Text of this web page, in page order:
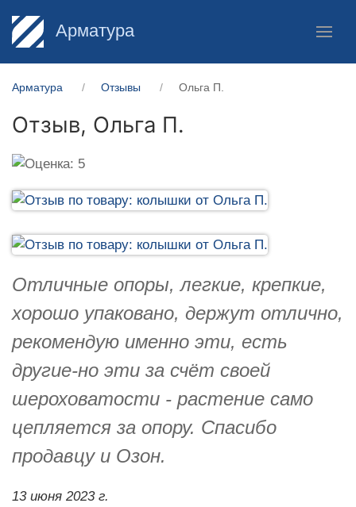
Арматура
Арматура Отзывы Ольга П.
Отзыв, Ольга П.
Отличные опоры, легкие, крепкие,
хорошо упаковано, держут отлично,
рекомендую именно эти, есть
другие-но эти за счёт своей
шероховатости - растение само
цепляется за опору. Спасибо
продавцу и Озон.
13 июня 2023 г.